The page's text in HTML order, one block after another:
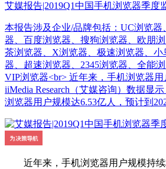
艾媒报告|2019Q1中国手机浏览器季度
本报告涉及企业/品牌包括：UC浏览器
器、百度浏览器、搜狗浏览器、欧朋
茶浏览器、X浏览器、极速浏览器、
器、超速浏览器、2345浏览器、全能
VIP浏览器<br> 近年来，手机浏览器用
iiMedia Research（艾媒咨询）数据显
浏览器用户规模达6.53亿人，预计到
近年来，手机浏览器用户规模持续